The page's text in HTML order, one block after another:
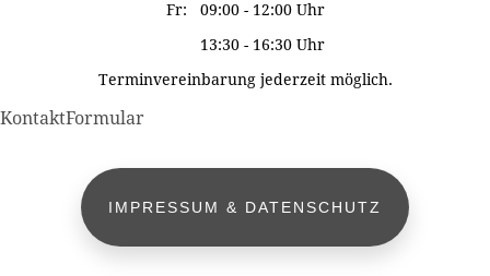
Fr: 09:00 - 12:00 Uhr
13:30 - 16:30 Uhr
Terminvereinbarung jederzeit möglich.
KontaktFormular
IMPRESSUM & DATENSCHUTZ